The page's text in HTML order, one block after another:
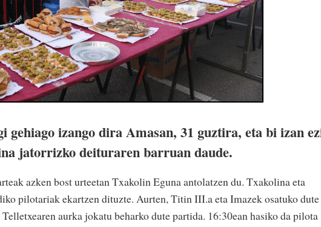
gehiago izango dira Amasan, 31 guztira, eta bi izan
jatorrizko deituraren barruan daude.
azken bost urteetan Txakolin Eguna antolatzen du. Txakolina eta
pilotariak ekartzen dituzte. Aurten, Titin III.a eta Imazek osatuko dute
aurka jokatu beharko dute partida. 16:30ean hasiko da pilota